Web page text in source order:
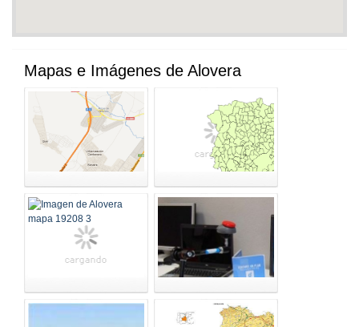
Mapas e Imágenes de Alovera